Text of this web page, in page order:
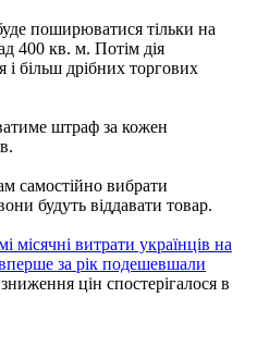
поширюватися тільки на
400 кв. м. Потім дія
і більш дрібних торгових
штраф за кожен
самостійно вибрати
будуть віддавати товар.
місячні витрати українців на
за рік подешевшали
цін спостерігалося в